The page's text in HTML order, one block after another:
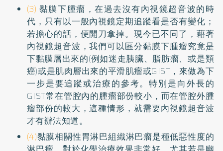
(3) 黏膜下腫瘤，在過去沒有內視鏡超音波的時
代，只有以一般內視鏡定期追蹤看是否有變化；
若擔心的話，便開刀拿掉。現今已不同了，藉著
內視鏡超音波，我們可以區分黏膜下腫瘤究竟是
下黏膜層出來的(例如迷走胰臟、脂肪瘤、或是類
癌)或是肌肉層出來的平滑肌瘤或GIST，來做為下
一步是要追蹤或治療的參考。特別是向外長的
GIST常在管腔內的腫瘤部份較小，而在管腔外腫
瘤部份的較大，這種情形，就需要內視鏡超音波
才有辦法知道。
(4)黏膜相關性胃淋巴組織淋巴瘤是種低惡性度的